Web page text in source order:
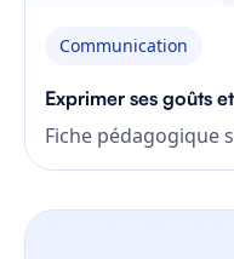
Communication
Exprimer ses goûts
Fiche pédagogique